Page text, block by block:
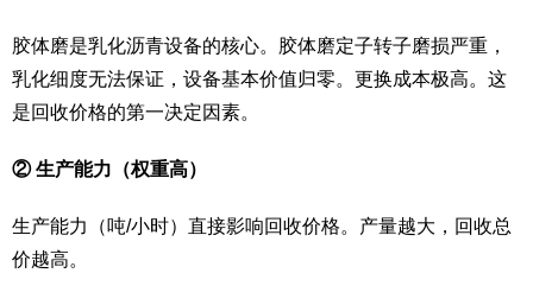
胶体磨是乳化沥青设备的核心。胶体磨定子转子磨损严重，
乳化细度无法保证，设备基本价值归零。更换成本极高。这
是回收价格的第一决定因素。
② 生产能力（权重高）
生产能力（吨/小时）直接影响回收价格。产量越大，回收总
价越高。